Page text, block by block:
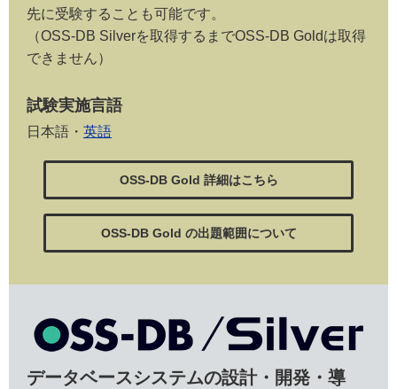
先に受験することも可能です。
（OSS-DB Silverを取得するまでOSS-DB Goldは取得
できません）
試験実施言語
日本語・ 英語
OSS-DB Gold 詳細はこちら
OSS-DB Gold の出題範囲について
データベースシステムの設計・開発・導